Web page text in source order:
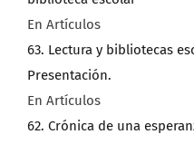
En Artículos
63. Lectura y bibliotecas
Presentación.
En Artículos
62. Crónica de una